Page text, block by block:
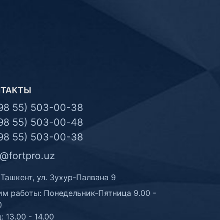
55) 503-00-38
55) 503-00-48
55) 503-00-38
ул. Зухур-Палвана 9
работы: Понедельник-Пятница 9.00 -
13.00 - 14.00